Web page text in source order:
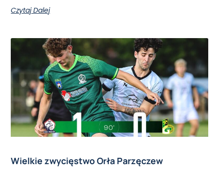
Czytaj Dalej
Wielkie zwycięstwo Orła Parzęczew